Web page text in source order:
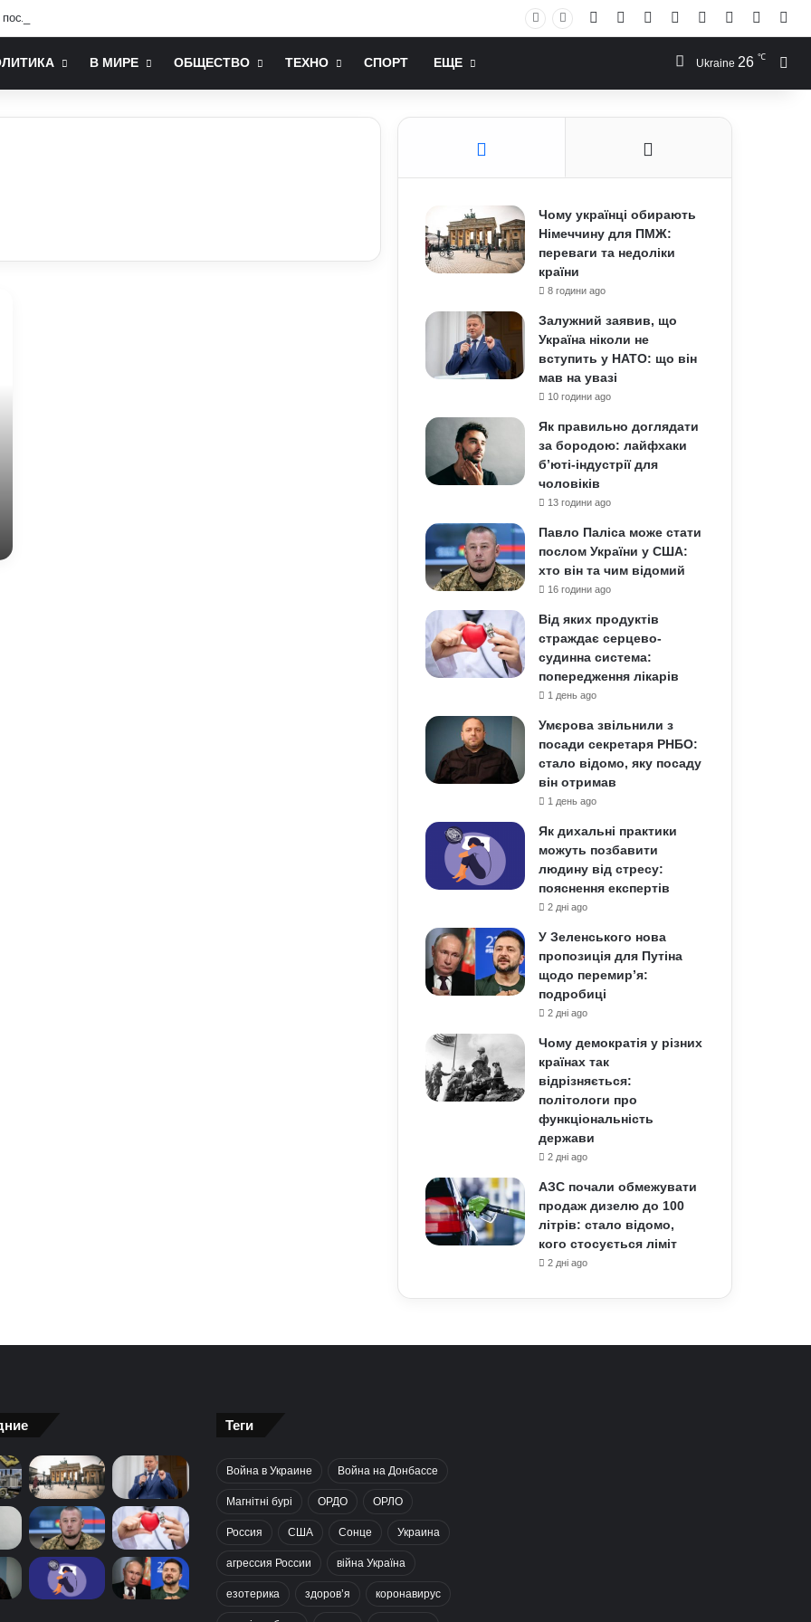
України у США: хто він та чим відомий Facebook YouTubeInstagram
RSS Log In
В МИРЕ ОБЩЕСТВО ТЕХНО СПОРТ ЕЩЕ Ukraine 26 ℃
Чому українці обирають
Німеччину для ПМЖ:
переваги та недоліки
країни
8 години ago
Залужний заявив, що
Україна ніколи не
вступить у НАТО: що він
мав на увазі
10 години ago
Як правильно доглядати
за бородою: лайфхаки
б’юті-індустрії для
чоловіків
13 години ago
Павло Паліса може стати
послом України у США:
хто він та чим відомий
16 години ago
Від яких продуктів
страждає серцево-
судинна система:
попередження лікарів
1 день ago
Умєрова звільнили з
посади секретаря РНБО:
стало відомо, яку посаду
він отримав
1 день ago
Як дихальні практики
можуть позбавити
людину від стресу:
пояснення експертів
2 дні ago
У Зеленського нова
пропозиція для Путіна
щодо перемир’я:
подробиці
2 дні ago
Чому демократія у різних
країнах так
відрізняється:
політологи про
функціональність
держави
2 дні ago
АЗС почали обмежувати
продаж дизелю до 100
літрів: стало відомо,
кого стосується ліміт
2 дні ago
Теги
Война в Украине Война на Донбассе
Магнітні бурі ОРДО ОРЛО
Россия США Сонце Украина
агрессия России війна Україна
езотерика здоров’я коронавирус